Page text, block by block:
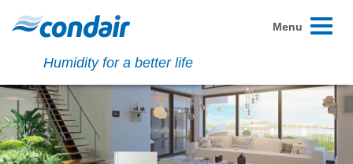
Humidity for a better life
Toggle
Menu